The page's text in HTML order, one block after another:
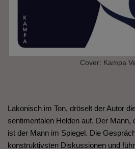
Cover: Kampa
Lakonisch im Ton, dröselt der Autor
sentimentalen Helden auf. Der Mann,
ist der Mann im Spiegel. Die
konstruktivsten Diskussionen und